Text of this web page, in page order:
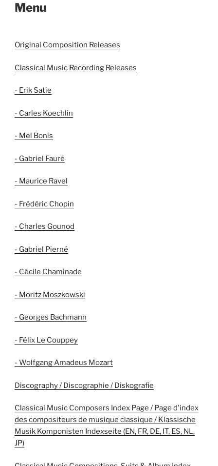
Menu
Original Composition Releases
Classical Music Recording Releases
- Erik Satie
- Carles Koechlin
- Mel Bonis
- Gabriel Fauré
- Maurice Ravel
- Frédéric Chopin
- Charles Gounod
- Gabriel Pierné
- Cécile Chaminade
- Moritz Moszkowski
- Georges Bachmann
- Félix Le Couppey
- Wolfgang Amadeus Mozart
Discography / Discographie / Diskografie
Classical Music Composers Index Page / Page d'index
des compositeurs de musique classique / Klassische
Musik Komponisten Indexseite (EN, FR, DE, IT, ES, NL,
JP)